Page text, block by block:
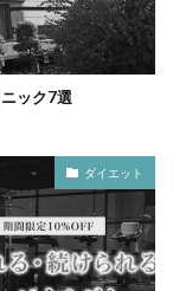
ック7選
ダイエット